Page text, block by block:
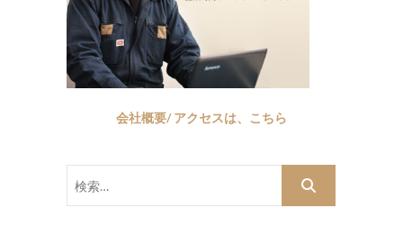
会社概要/ アクセスは、こちら